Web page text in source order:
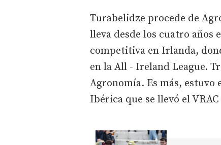
Turabelidze procede de
lleva desde los cuatro años
competitiva en Irlanda,
en la All - Ireland League.
Agronomía. Es más, estuvo
Ibérica que se llevó el